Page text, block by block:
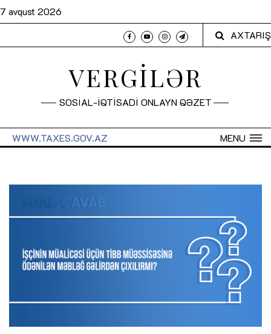
7 avqust 2026
AXTARIŞ
VERGİLƏR
SOSİAL-İQTİSADİ ONLAYN QƏZET
MENU
WWW.TAXES.GOV.AZ